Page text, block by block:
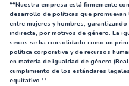
**Nuestra empresa está firmemente
desarrollo de políticas que
entre mujeres y hombres,
indirecta, por motivos de género. La
sexos se ha consolidado como un
política corporativa y de recursos
en materia de igualdad de género
cumplimiento de los estándares
equitativo.**